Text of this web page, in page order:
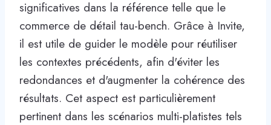
significatives dans la référence telle que le
commerce de détail tau-bench. Grâce à Invite,
il est utile de guider le modèle pour réutiliser
les contextes précédents, afin d'éviter les
redondances et d'augmenter la cohérence des
résultats. Cet aspect est particulièrement
pertinent dans les scénarios multi-platistes tels